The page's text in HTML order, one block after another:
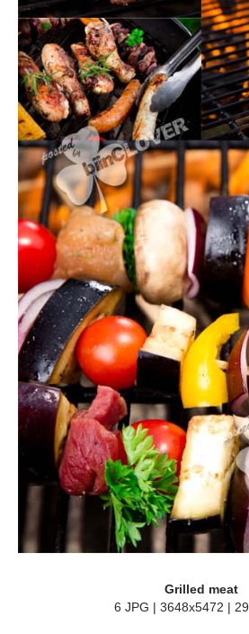
Grilled meat
6 JPG | 3648x5472 |